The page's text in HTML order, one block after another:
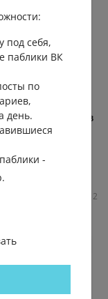
включая
пострадали в
МВД:
d0iYkk Фото:...
2
под себя,
паблики ВК
по
день.
-